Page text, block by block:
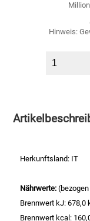
Einwegartikel /
Hinweis:
Herkunftsland: IT
Nährwerte:(bezogen
Brennwert kJ: 678,0
Brennwert kcal: